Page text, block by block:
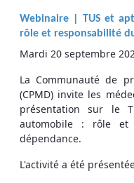
Webinaire | TUS et
rôle et responsabilité
Mardi 20 septembre
La Communauté de
(CPMD) invite les
présentation sur le
automobile : rôle et
dépendance.
L'activité a été